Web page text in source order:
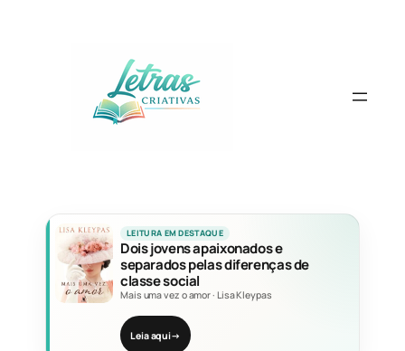
LEITURA EM DESTAQUE
Dois jovens apaixonados e
separados pelas diferenças de
classe social
Mais uma vez o amor· Lisa Kleypas
Leia aqui→